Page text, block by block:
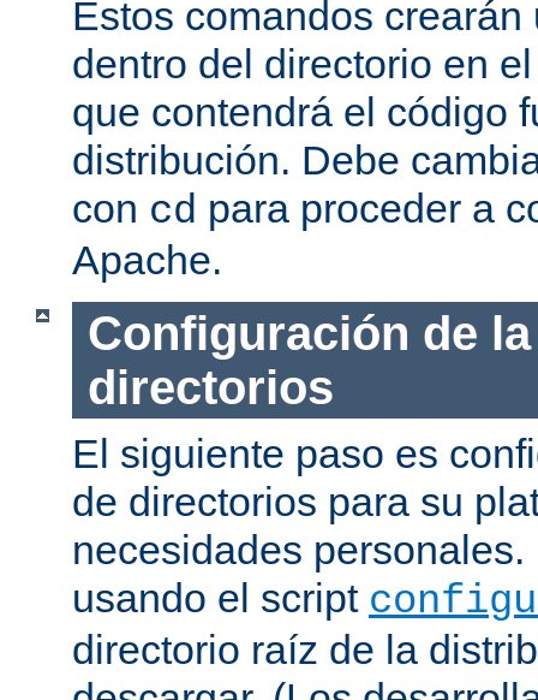
Estos comandos
dentro del directorio en
que contendrá el código
distribución. Debe
con cd para proceder a
Apache.
Configuración de
directorios
El siguiente paso es
de directorios para su
necesidades
usando el script
directorio raíz de la